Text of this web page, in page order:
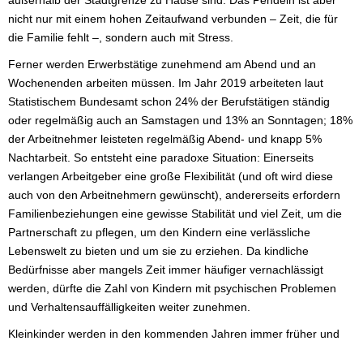
nicht nur mit einem hohen Zeitaufwand verbunden – Zeit, die für
die Familie fehlt –, sondern auch mit Stress.
Ferner werden Erwerbstätige zunehmend am Abend und an
Wochenenden arbeiten müssen. Im Jahr 2019 arbeiteten laut
Statistischem Bundesamt schon 24% der Berufstätigen ständig
oder regelmäßig auch an Samstagen und 13% an Sonntagen; 18%
der Arbeitnehmer leisteten regelmäßig Abend- und knapp 5%
Nachtarbeit. So entsteht eine paradoxe Situation: Einerseits
verlangen Arbeitgeber eine große Flexibilität (und oft wird diese
auch von den Arbeitnehmern gewünscht), andererseits erfordern
Familienbeziehungen eine gewisse Stabilität und viel Zeit, um die
Partnerschaft zu pflegen, um den Kindern eine verlässliche
Lebenswelt zu bieten und um sie zu erziehen. Da kindliche
Bedürfnisse aber mangels Zeit immer häufiger vernachlässigt
werden, dürfte die Zahl von Kindern mit psychischen Problemen
und Verhaltensauffälligkeiten weiter zunehmen.
Kleinkinder werden in den kommenden Jahren immer früher und